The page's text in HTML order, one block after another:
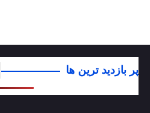
پر بازدید ترین ها